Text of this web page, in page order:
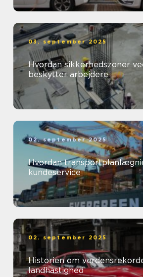
03. september 2025
Hvordan sikkerhedszoner
beskytter arbejdere
02. september 2025
Hvordan
kundeservice
02. september 2025
Historien om
landhastighed